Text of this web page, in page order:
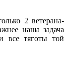
2 ветерана-
наша задача
все тяготы той